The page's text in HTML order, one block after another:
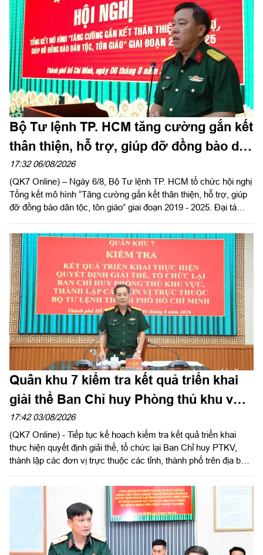
viên Ban Thường vụ Thành ủy, Tư lệnh Bộ Tư lệnh TP. Hồ Chí
Minh chủ trì hội nghị.
Bộ Tư lệnh TP. HCM tăng cường gắn kết
thân thiện, hỗ trợ, giúp đỡ đồng bào dân
tộc, tôn giáo
17:32 06/08/2026
(QK7 Online) – Ngày 6/8, Bộ Tư lệnh TP. HCM tổ chức hội nghị
Tổng kết mô hình “Tăng cường gắn kết thân thiện, hỗ trợ, giúp
đỡ đồng bào dân tộc, tôn giáo” giai đoạn 2019 - 2025. Đại tá
đạo hội nghị.
Quân khu 7 kiểm tra kết quả triển khai
giải thể Ban Chỉ huy Phòng thủ khu vực
tại Bộ Tư lệnh TPHCM
17:42 03/08/2026
(QK7 Online) - Tiếp tục kế hoạch kiểm tra kết quả triển khai
thực hiện quyết định giải thể, tổ chức lại Ban Chỉ huy PTKV,
thành lập các đơn vị trực thuộc các tỉnh, thành phố trên địa bàn
Quân khu, Đại tá Trần Hữu Nhân, Phó Tham mưu trưởng Quân
khu và đoàn công tác tiến hành kiểm tra Bộ Tư lệnh Thành phố
Hồ Chí Minh. Thiếu tướng Phan Quốc Việt, Phó Tư lệnh, Tham
mưu trưởng Bộ Tư lệnh Thành phố và cơ quan Bộ Tư lệnh
Thành phố làm việc với đoàn.